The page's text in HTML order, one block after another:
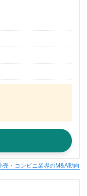
売・コンビニ業界のM&A動向